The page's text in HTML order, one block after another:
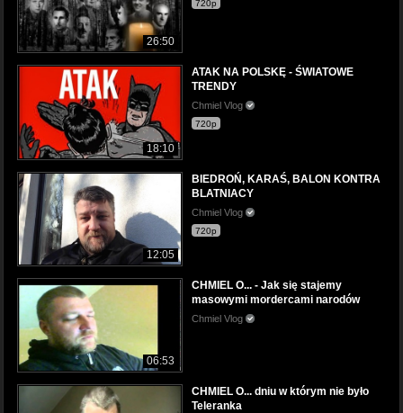
26:50
720p
18:10
ATAK NA POLSKĘ - ŚWIATOWE
TRENDY
Chmiel Vlog
720p
12:05
BIEDROŃ, KARAŚ, BALON KONTRA
BLATNIACY
Chmiel Vlog
720p
06:53
CHMIEL O... - Jak się stajemy
masowymi mordercami narodów
Chmiel Vlog
CHMIEL O... dniu w którym nie było
Teleranka